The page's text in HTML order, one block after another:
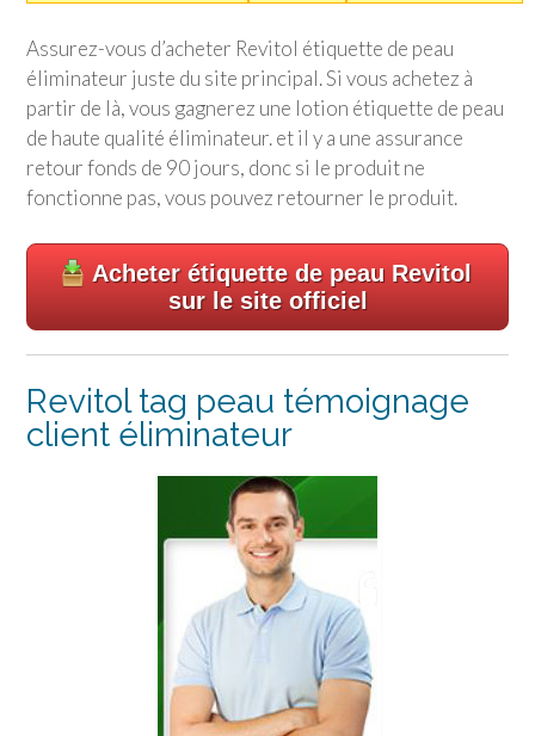
Assurez-vous d’acheter Revitol étiquette de peau
éliminateur juste du site principal. Si vous achetez à
partir de là, vous gagnerez une lotion étiquette de peau
de haute qualité éliminateur. et il y a une assurance
retour fonds de 90 jours, donc si le produit ne
fonctionne pas, vous pouvez retourner le produit.
Acheter étiquette de peau Revitol
sur le site officiel
Revitol tag peau témoignage
client éliminateur